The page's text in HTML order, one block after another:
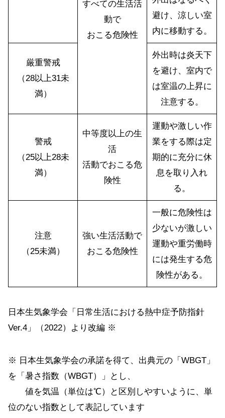
すべての生活活
動で
おこる危険性
避け、涼しい室
内に移動する。
厳重警戒
（28以上31未
満）
外出時は炎天下
を避け、室内で
は室温の上昇に
注意する。
警戒
（25以上28未
満）
中等度以上の生
活
活動でおこる危
険性
運動や激しい作
業をする際は定
期的に充分に休
息を取り入れ
る。
注意
（25未満）
強い生活活動で
おこる危険性
一般に危険性は
少ないが激しい
運動や重労働時
には発生する危
険性がある。
日本生気象学会「日常生活における熱中症予防指針
Ver.4」（2022）より改編 ※
※ 日本生気象学会の承諾を得て、出典元の「WBGT」
を「暑さ指数（WBGT）」とし、
値を気温（単位は℃）と区別しやすいように、単
位のない指数として表記しています